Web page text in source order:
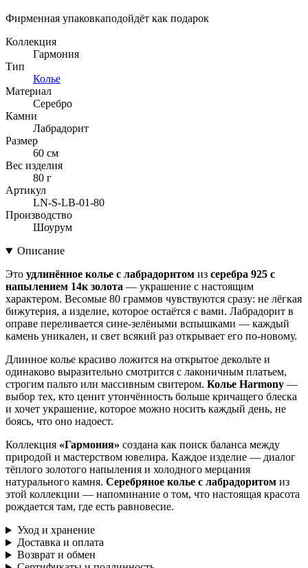
Фирменная упаковкаподойдёт как подарок
Коллекция
Гармония
Тип
Колье
Материал
Серебро
Камни
Лабрадорит
Размер
60 см
Вес изделия
80 г
Артикул
LN-S-LB-01-80
Производство
Шоурум
Описание
Это удлинённое колье с лабрадоритом из серебра 925 с
напылением 14к золота — украшение с настоящим
характером. Весомые 80 граммов чувствуются сразу: не лёгкая
бижутерия, а изделие, которое остаётся с вами. Лабрадорит в
оправе переливается сине-зелёными вспышками — каждый
камень уникален, и свет всякий раз открывает его по-новому.
Длинное колье красиво ложится на открытое декольте и
одинаково выразительно смотрится с лаконичным платьем,
строгим пальто или массивным свитером. Колье Harmony —
выбор тех, кто ценит утончённость больше кричащего блеска
и хочет украшение, которое можно носить каждый день, не
боясь, что оно надоест.
Коллекция «Гармония» создана как поиск баланса между
природой и мастерством ювелира. Каждое изделие — диалог
тёплого золотого напыления и холодного мерцания
натурального камня. Серебряное колье с лабрадоритом из
этой коллекции — напоминание о том, что настоящая красота
рождается там, где есть равновесие.
Уход и хранение
Доставка и оплата
Возврат и обмен